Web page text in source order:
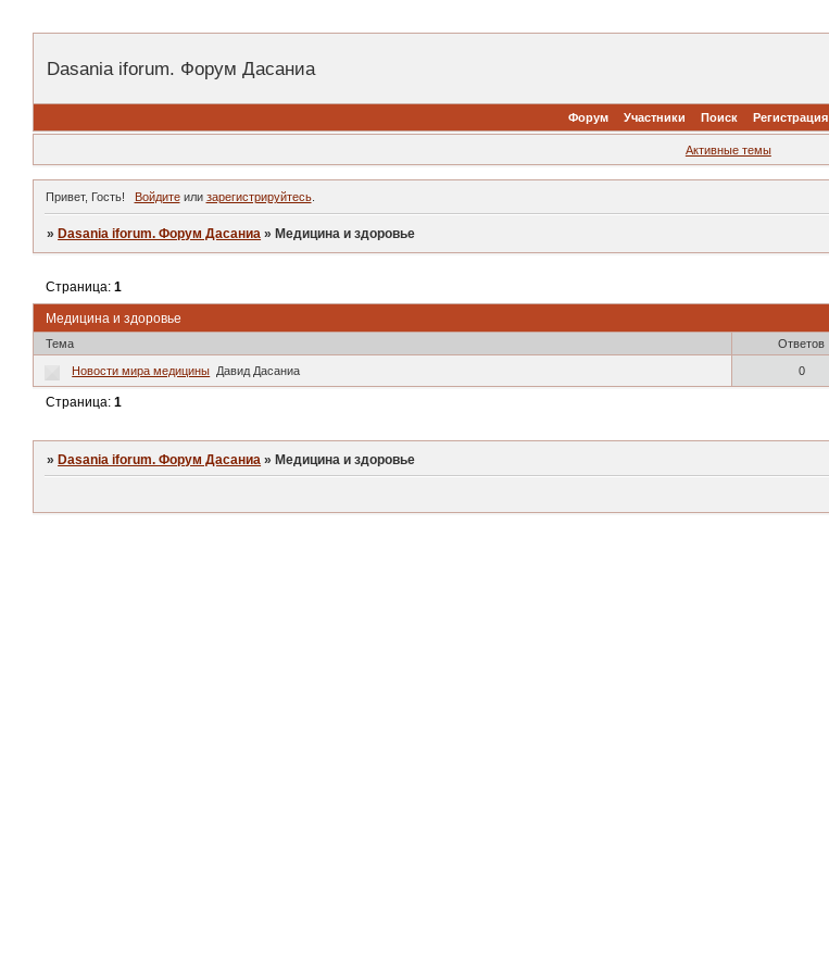
Dasania iforum. Форум Дасаниа
Форум Участники Поиск Регистрация
Активные темы
Привет, Гость! Войдитеили зарегистрируйтесь.
» Dasania iforum. Форум Дасаниа » Медицина и здоровье
Медицина и здоровье
Страница:1
Тема Ответов
Новости мира медицины Давид Дасаниа 0
Страница:1
»Dasania iforum. Форум Дасаниа »Медицина и здоровье